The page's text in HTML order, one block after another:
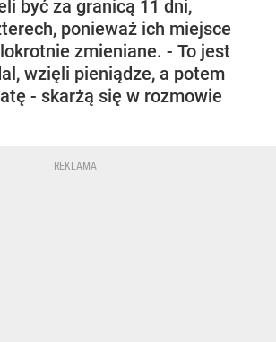
być za granicą 11 dni,
ponieważ ich miejsce
zmieniane. - To jest
wzięli pieniądze, a potem
- skarżą się w rozmowie